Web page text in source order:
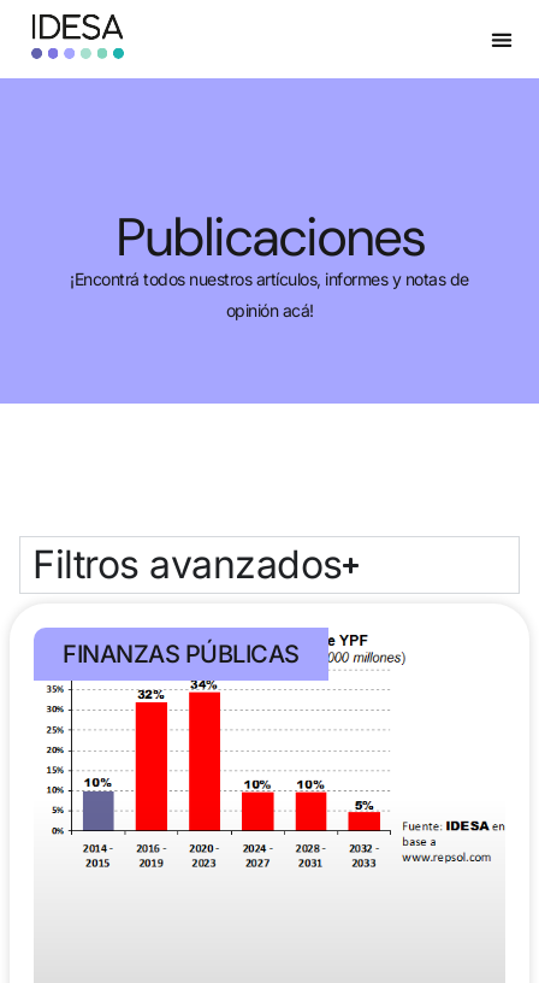
Publicaciones
¡Encontrá todos nuestros artículos, informes y notas de
opinión acá!
Filtros avanzados
FINANZAS PÚBLICAS